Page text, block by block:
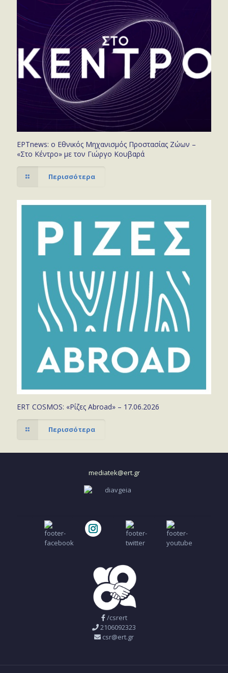
ΕΡΤnews: ο Εθνικός Μηχανισμός Προστασίας Ζώων –
«Στο Κέντρο» με τον Γιώργο Κουβαρά
Περισσότερα
ERT COSMOS: «Ρίζες Abroad» – 17.06.2026
Περισσότερα
mediatek@ert.gr
/csrert
2106092323
csr@ert.gr